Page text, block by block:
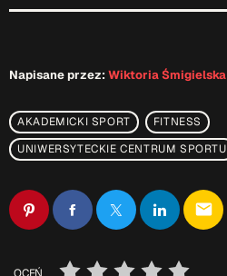
Napisane przez: Wiktoria Śmigielska
AKADEMICKI SPORT
FITNESS
UNIWERSYTECKIE CENTRUM SPORTU
email